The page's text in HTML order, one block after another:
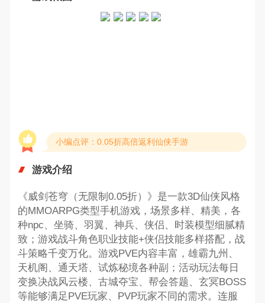
小编点评：0.05折高倍返利仙侠手游
游戏介绍
《威剑苍穹（无限制0.05折）》是一款3D仙侠风格
的MMOARPG类型手机游戏，场景多样、精美，各
种npc、坐骑、羽翼、神兵、侠侣、时装模型细腻精
致；游戏战斗角色职业技能+侠侣技能多样搭配，战
斗策略千变万化。游戏PVE内容丰富，雄霸九州、
天机阁、通天塔、试炼秘境各种副；活动玩法每日
变换决战风云楼、古城夺宝、帮会答题、玄冥BOSS
等能够满足PVE玩家、PVP玩家不同的需求。连服